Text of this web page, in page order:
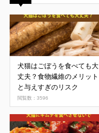
犬猫はごぼうを食べても大
丈夫？食物繊維のメリット
と与えすぎのリスク
閲覧数：3596